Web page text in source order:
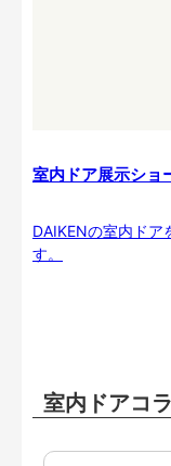
室内ドア展示ショ
DAIKENの室内ドア
す。
室内ドアコ